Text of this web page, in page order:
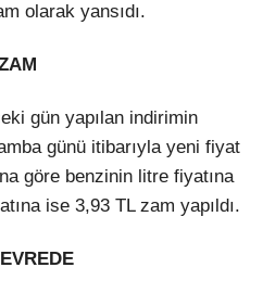
olarak yansıdı.
gün yapılan indirimin
günü itibarıyla yeni fiyat
göre benzinin litre fiyatına
ise 3,93 TL zam yapıldı.